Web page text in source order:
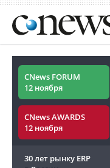
CNews FORUM
12 ноября
CNews AWARDS
12 ноября
30 лет рынку ERP